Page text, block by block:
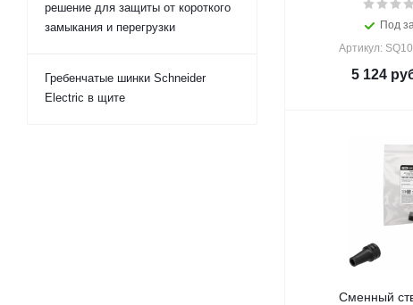
Под
Артикул:
5 124
Сменный
решение для защиты от короткого
замыкания и перегрузки
Гребенчатые шинки Schneider
Electric в щите